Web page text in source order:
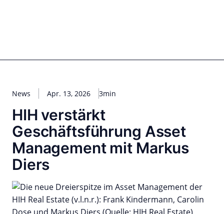
News Apr. 13, 2026 3min
HIH verstärkt
Geschäftsführung Asset
Management mit Markus
Diers